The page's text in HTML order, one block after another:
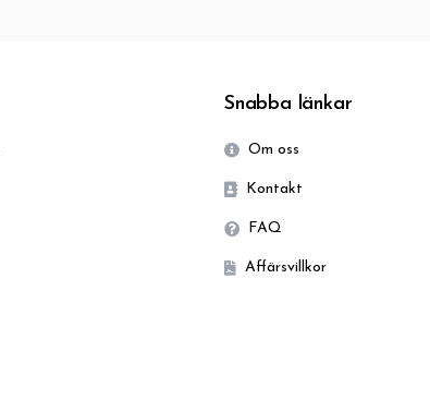
Snabba länkar
Om oss
Kontakt
FAQ
Affärsvillkor